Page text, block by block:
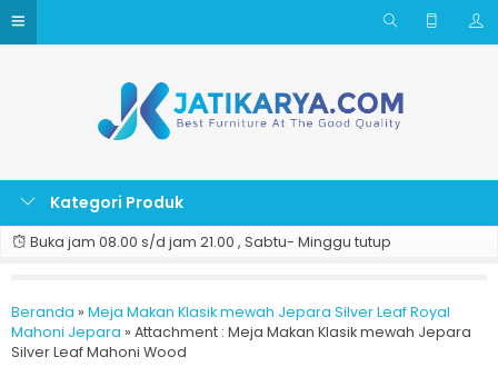
Kategori Produk
Buka jam 08.00 s/d jam 21.00 , Sabtu- Minggu tutup
Beranda » Meja Makan Klasik mewah Jepara Silver Leaf Royal
Mahoni Jepara » Attachment : Meja Makan Klasik mewah Jepara
Silver Leaf Mahoni Wood